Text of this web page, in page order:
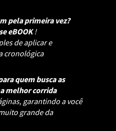
pela primeira vez?
eBOOK!
de aplicar e
cronológica
quem busca as
melhor corrida
garantindo a você
grande da